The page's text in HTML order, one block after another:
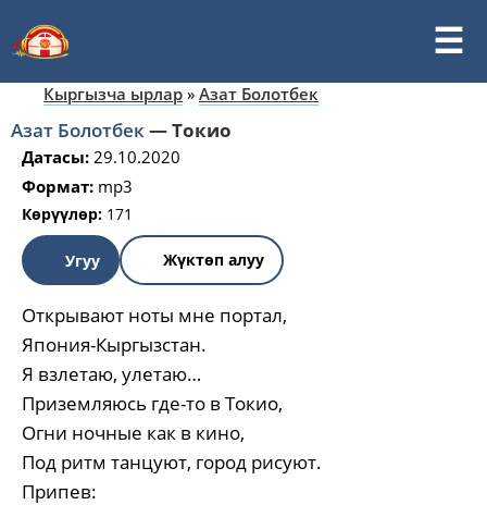
Кыргызча ырлар » Азат Болотбек
Азат Болотбек—Токио
Датасы: 29.10.2020
Формат: mp3
Көрүүлөр: 171
Угуу Жүктөп алуу
Открывают ноты мне портал,
Япония-Кыргызстан.
Я взлетаю, улетаю…
Приземляюсь где-то в Токио,
Огни ночные как в кино,
Под ритм танцуют, город рисуют.
Припев: